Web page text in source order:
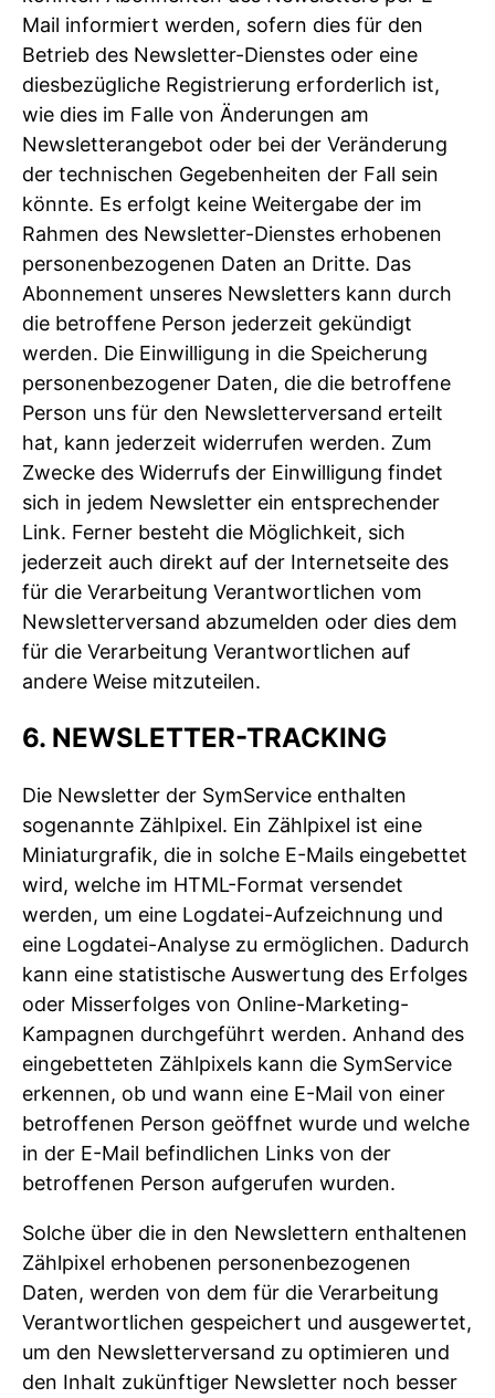
Mail informiert werden, sofern dies für den
Betrieb des Newsletter-Dienstes oder eine
diesbezügliche Registrierung erforderlich ist,
wie dies im Falle von Änderungen am
Newsletterangebot oder bei der Veränderung
der technischen Gegebenheiten der Fall sein
könnte. Es erfolgt keine Weitergabe der im
Rahmen des Newsletter-Dienstes erhobenen
personenbezogenen Daten an Dritte. Das
Abonnement unseres Newsletters kann durch
die betroffene Person jederzeit gekündigt
werden. Die Einwilligung in die Speicherung
personenbezogener Daten, die die betroffene
Person uns für den Newsletterversand erteilt
hat, kann jederzeit widerrufen werden. Zum
Zwecke des Widerrufs der Einwilligung findet
sich in jedem Newsletter ein entsprechender
Link. Ferner besteht die Möglichkeit, sich
jederzeit auch direkt auf der Internetseite des
für die Verarbeitung Verantwortlichen vom
Newsletterversand abzumelden oder dies dem
für die Verarbeitung Verantwortlichen auf
andere Weise mitzuteilen.
6. NEWSLETTER-TRACKING
Die Newsletter der SymService enthalten
sogenannte Zählpixel. Ein Zählpixel ist eine
Miniaturgrafik, die in solche E-Mails eingebettet
wird, welche im HTML-Format versendet
werden, um eine Logdatei-Aufzeichnung und
eine Logdatei-Analyse zu ermöglichen. Dadurch
kann eine statistische Auswertung des Erfolges
oder Misserfolges von Online-Marketing-
Kampagnen durchgeführt werden. Anhand des
eingebetteten Zählpixels kann die SymService
erkennen, ob und wann eine E-Mail von einer
betroffenen Person geöffnet wurde und welche
in der E-Mail befindlichen Links von der
betroffenen Person aufgerufen wurden.
Solche über die in den Newslettern enthaltenen
Zählpixel erhobenen personenbezogenen
Daten, werden von dem für die Verarbeitung
Verantwortlichen gespeichert und ausgewertet,
um den Newsletterversand zu optimieren und
den Inhalt zukünftiger Newsletter noch besser